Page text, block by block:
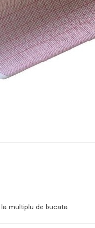
multiplu de bucata